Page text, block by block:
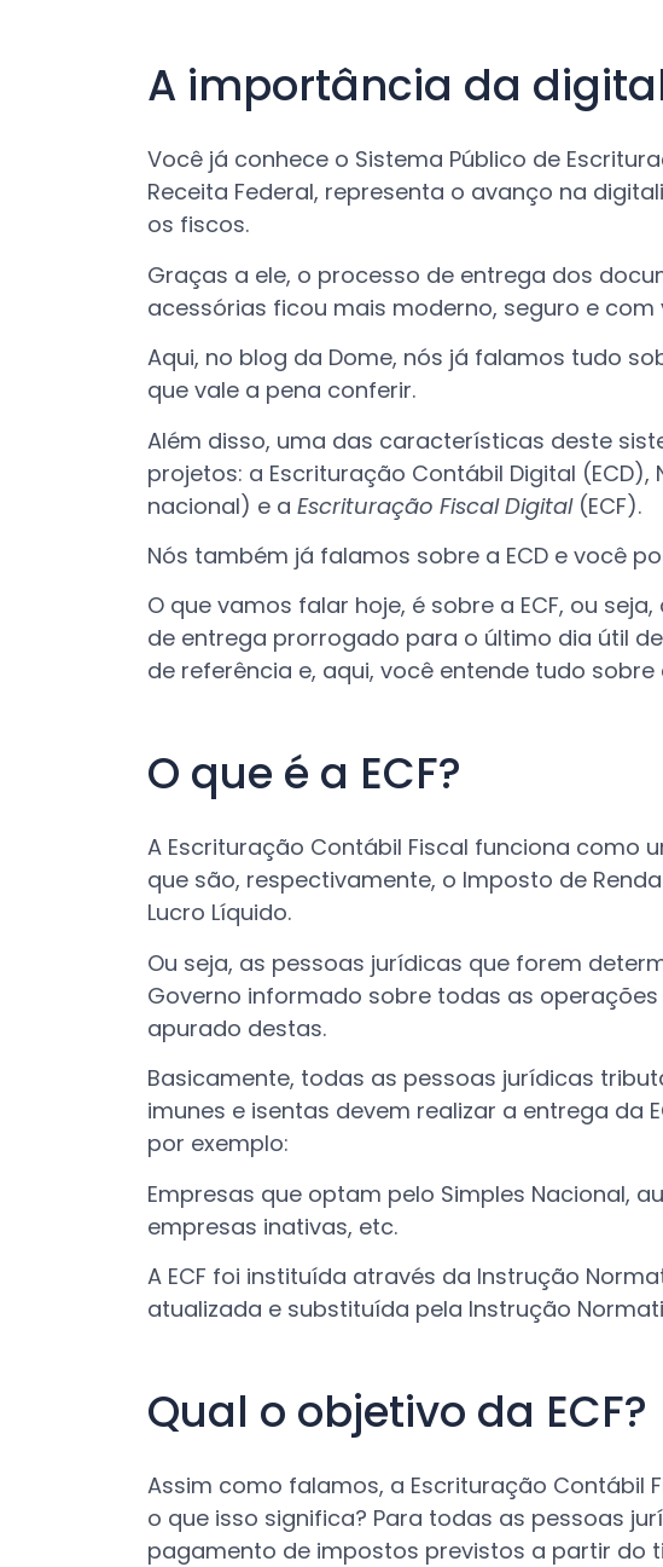
A importância da
Você já conhece o Sistema Público de
Receita Federal, representa o avanço na
os fiscos.
Graças a ele, o processo de entrega dos
acessórias ficou mais moderno, seguro e
Aqui, no blog da Dome, nós já falamos tudo
que vale a pena conferir.
Além disso, uma das características deste
projetos: a Escrituração Contábil Digital
nacional) e a Escrituração Fiscal Digital(ECF).
Nós também já falamos sobre a ECD e você
O que vamos falar hoje, é sobre a ECF, ou
de entrega prorrogado para o último dia útil
de referência e, aqui, você entende tudo
O que é a ECF?
A Escrituração Contábil Fiscal funciona como
que são, respectivamente, o Imposto de
Lucro Líquido.
Ou seja, as pessoas jurídicas que forem
Governo informado sobre todas as
apurado destas.
Basicamente, todas as pessoas jurídicas
imunes e isentas devem realizar a entrega da
por exemplo:
Empresas que optam pelo Simples Nacional,
empresas inativas, etc.
A ECF foi instituída através da Instrução
atualizada e substituída pela Instrução
Qual o objetivo da ECF?
Assim como falamos, a Escrituração Contábil
o que isso significa? Para todas as pessoas
pagamento de impostos previstos a partir do